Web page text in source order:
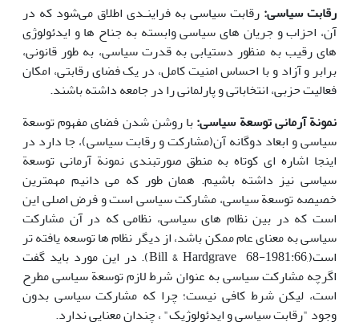
رقابت سیاسی: رقابت سیاسی به فراینـدی اطلاق می‌شود که در
آن، احزاب و جریان های سیاسی وابسته به جناح ها و ایدئولوژی
های رقیب به منظور دستیابی به قدرت سیاسی، به طور قانونی،
برابر و آزاد و با احساس امنیت کامل، در یک فضای رقابتی، امکان
فعالیت حزبی، انتخاباتی و پارلمانی را در جامعه داشته باشند.
نمونة آرمانی توسعة سیاسی:با روشن شدن فضای مفهوم توسعة
سیاسی و ابعاد دوگانه آن(مشارکت و رقابت سیاسی)، جا دارد در
اینجا اشاره ای کوتاه به منطق صورتبندی نمونة آرمانی توسعة
سیاسی نیز داشته باشیم. همان طور که می دانیم مهمترین
خصیصه توسعة سیاسی، مشارکت سیاسی است و فرض اصلی این
است که در بین نظام های سیاسی، نظامی که در آن مشارکت
سیاسی به معنای عام ممکن باشد، از دیگر نظام ها توسعه یافته تر
است(,1981:66-68 Bill & Hardgrave). در این مورد باید گفت
اگرچه مشارکت سیاسی به عنوان شرط لازم توسعة سیاسی مطرح
است، لیکن شرط کافی نیست؛ چرا که مشارکت سیاسی بدون
وجود "رقابت سیاسی و ایدئولوژیک" ، چندان معنایی ندارد.